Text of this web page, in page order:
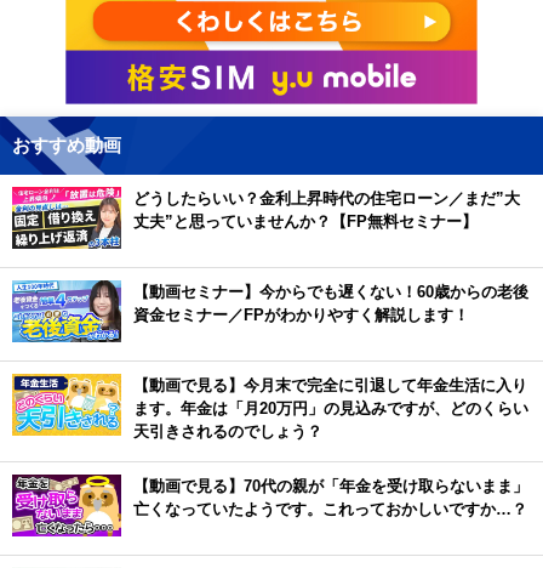
おすすめ動画
どうしたらいい？金利上昇時代の住宅ローン／まだ”大
丈夫”と思っていませんか？【FP無料セミナー】
【動画セミナー】今からでも遅くない！60歳からの老後
資金セミナー／FPがわかりやすく解説します！
【動画で見る】今月末で完全に引退して年金生活に入り
ます。年金は「月20万円」の見込みですが、どのくらい
天引きされるのでしょう？
【動画で見る】70代の親が「年金を受け取らないまま」
亡くなっていたようです。これっておかしいですか…？